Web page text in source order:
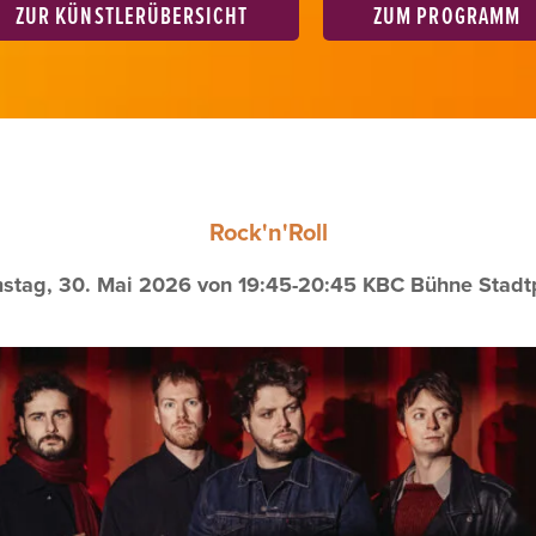
ZUR KÜNSTLERÜBERSICHT ZUM PROGRAMM
Rock'n'Roll
30. Mai 2026 von 19:45-20:45 KBC Bühne